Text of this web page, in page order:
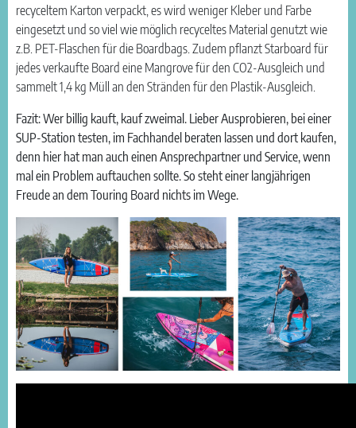
recyceltem Karton verpackt, es wird weniger Kleber und Farbe
eingesetzt und so viel wie möglich recyceltes Material genutzt wie
z.B. PET-Flaschen für die Boardbags. Zudem pflanzt Starboard für
jedes verkaufte Board eine Mangrove für den CO2-Ausgleich und
sammelt 1,4 kg Müll an den Stränden für den Plastik-Ausgleich.
Fazit: Wer billig kauft, kauf zweimal. Lieber Ausprobieren, bei einer
SUP-Station testen, im Fachhandel beraten lassen und dort kaufen,
denn hier hat man auch einen Ansprechpartner und Service, wenn
mal ein Problem auftauchen sollte. So steht einer langjährigen
Freude an dem Touring Board nichts im Wege.